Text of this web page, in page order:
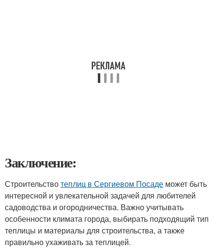
Заключение:
Строительствотеплиц в Сергиевом Посаде может быть
интересной и увлекательной задачей для любителей
садоводства и огородничества. Важно учитывать
особенности климата города, выбирать подходящий тип
теплицы и материалы для строительства, а также
правильно ухаживать за теплицей.